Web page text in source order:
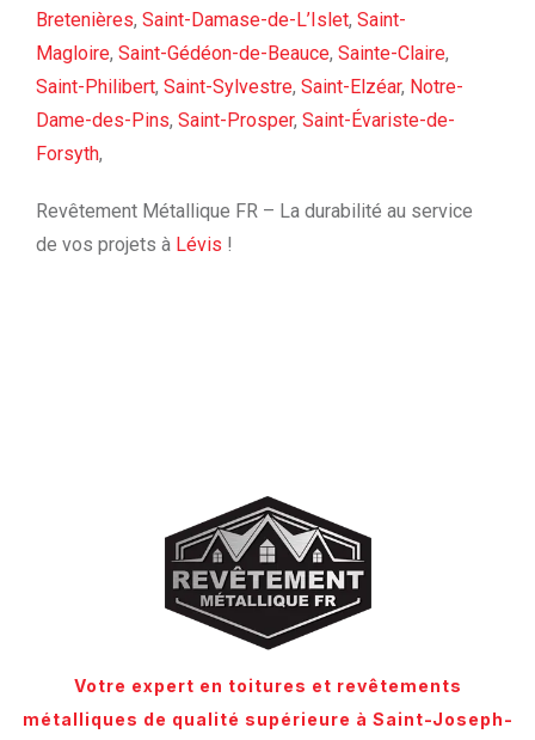
Bretenières, Saint-Damase-de-L’Islet, Saint-
Magloire, Saint-Gédéon-de-Beauce, Sainte-Claire,
Saint-Philibert, Saint-Sylvestre, Saint-Elzéar, Notre-
Dame-des-Pins, Saint-Prosper, Saint-Évariste-de-
Forsyth,
Revêtement Métallique FR – La durabilité au service
de vos projets à Lévis !
Votre expert en toitures et revêtements
métalliques de qualité supérieure à Saint-Joseph-